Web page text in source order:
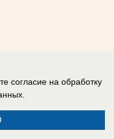
согласие на обработку